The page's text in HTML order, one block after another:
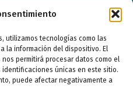
utilizamos tecnologías como las
la información del dispositivo. El
permitirá procesar datos como el
únicas en este sitio.
puede afectar negativamente a